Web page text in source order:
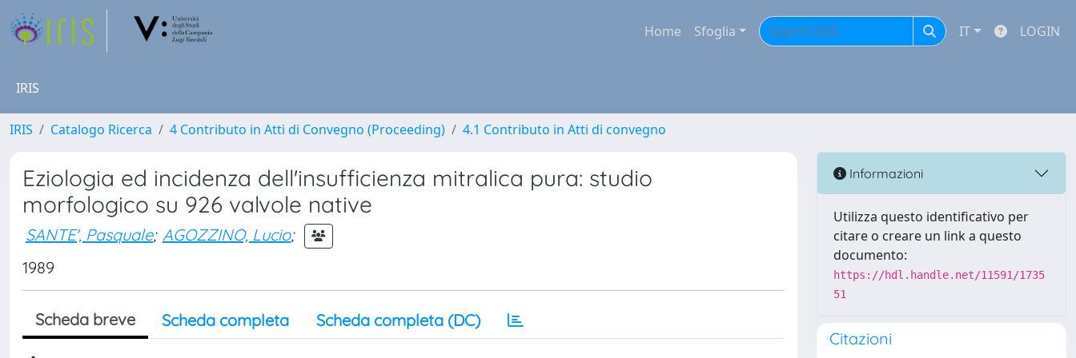
Home Sfoglia IT LOGIN
IRIS
IRIS Catalogo Ricerca 4 Contributo in Atti di Convegno (Proceeding) 4.1 Contributo in Atti di convegno
Eziologia ed incidenza dell'insufficienza mitralica pura: studio
morfologico su 926 valvole native
SANTE', Pasquale; AGOZZINO, Lucio;
1989
Scheda breve Scheda completa Scheda completa (DC)
Informazioni
Utilizza questo identificativo per
citare o creare un link a questo
documento:
https://hdl.handle.net/11591/1735
51
Citazioni